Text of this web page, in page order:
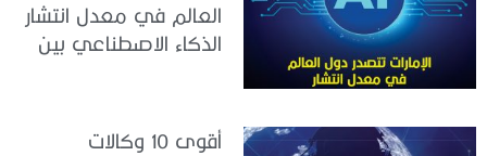
العالم في معدل انتشار
الذكاء الاصطناعي بين
أقوى 10 وكالات